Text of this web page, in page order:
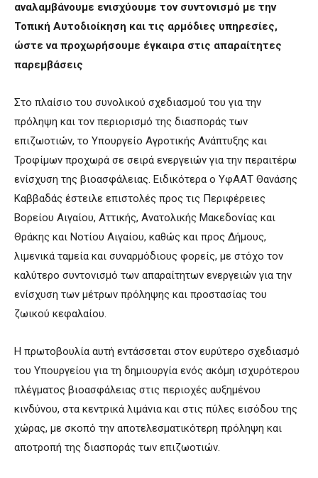
αναλαμβάνουμε ενισχύουμε τον συντονισμό με την
Τοπική Αυτοδιοίκηση και τις αρμόδιες υπηρεσίες,
ώστε να προχωρήσουμε έγκαιρα στις απαραίτητες
παρεμβάσεις
Στο πλαίσιο του συνολικού σχεδιασμού του για την
πρόληψη και τον περιορισμό της διασποράς των
επιζωοτιών, το Υπουργείο Αγροτικής Ανάπτυξης και
Τροφίμων προχωρά σε σειρά ενεργειών για την περαιτέρω
ενίσχυση της βιοασφάλειας. Ειδικότερα ο ΥφΑΑΤ Θανάσης
Καββαδάς έστειλε επιστολές προς τις Περιφέρειες
Βορείου Αιγαίου, Αττικής, Ανατολικής Μακεδονίας και
Θράκης και Νοτίου Αιγαίου, καθώς και προς Δήμους,
λιμενικά ταμεία και συναρμόδιους φορείς, με στόχο τον
καλύτερο συντονισμό των απαραίτητων ενεργειών για την
ενίσχυση των μέτρων πρόληψης και προστασίας του
ζωικού κεφαλαίου.
Η πρωτοβουλία αυτή εντάσσεται στον ευρύτερο σχεδιασμό
του Υπουργείου για τη δημιουργία ενός ακόμη ισχυρότερου
πλέγματος βιοασφάλειας στις περιοχές αυξημένου
κινδύνου, στα κεντρικά λιμάνια και στις πύλες εισόδου της
χώρας, με σκοπό την αποτελεσματικότερη πρόληψη και
αποτροπή της διασποράς των επιζωοτιών.